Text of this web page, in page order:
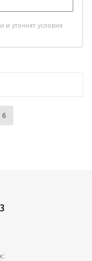
уточнят условия
6